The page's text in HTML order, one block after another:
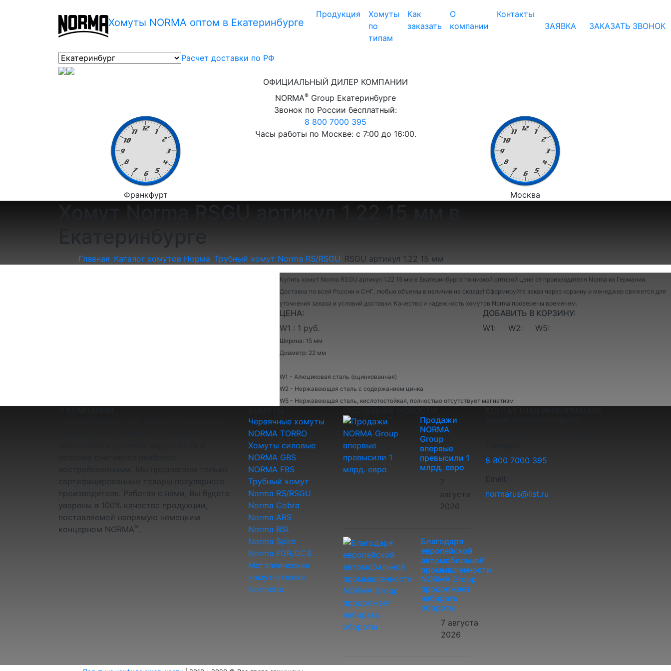
Хомуты NORMA оптом в Екатеринбурге
Продукция
Хомуты
по
типам
Как
заказать
О
компании
Контакты
ЗАЯВКА
ЗАКАЗАТЬ ЗВОНОК
Расчет доставки по РФ
ОФИЦИАЛЬНЫЙ ДИЛЕР КОМПАНИИ
NORMA® Group Екатеринбурге
Франкфурт
Звонок по России бесплатный:
8 800 7000 395
Часы работы по Москве: с 7:00 до 16:00.
Москва
Хомут Norma RSGU артикул 1.22 15 мм в
Екатеринбурге
Главная Каталог хомутов Норма Трубный хомут Norma RS/RSGU RSGU артикул 1.22 15 мм
Купить хомут Norma RSGU артикул 1.22 15 мм в Екатеринбурге по низкой оптовой цене от производителя Norma из Германии.
Доставка по всей России и СНГ, любые объемы в наличии на складе! Сформируйте заказ через корзину и менеджер свяжется для
уточнения заказа и условий доставки. Качество и надежность хомутов Norma проверены временем.
ЦЕНА:
W1 : 1 руб.
ДОБАВИТЬ В КОРЗИНУ:
W1:
W2: W5:
Ширина: 15 мм
Диаметр: 22 мм
W1 - Алюциковая сталь (оцинкованная)
W2 - Нержавеющая сталь с содержанием цинка
W5 - Нержавеющая сталь, кислотостойкая, полностью отсутствует магнетизм
сертифицированные товары популярного
производителя. Работая с нами, Вы будете
уверены в 100% качестве продукции,
поставляемой напрямую немецким
концерном NORMA®.
Червячные хомуты
NORMA TORRO
Хомуты силовые
NORMA GBS
NORMA FBS
Трубный хомут
Norma RS/RSGU
Norma Cobra
Norma ARS
Norma BSL
Norma Spiro
Norma FGR/DCS
Металлическая
хомут-стяжка
Normetta
Продажи
NORMA
Group
впервые
превысили 1
млрд. евро
7
августа
2026
Благодаря
европейской
автомобильной
промышленности
NORMA Group
продолжает
набирать
обороты
7 августа
2026
8 800 7000 395
normarus@list.ru